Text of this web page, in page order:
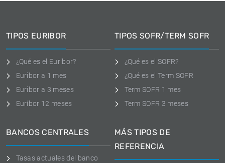
TIPOS EURIBOR
¿Qué es el Euribor?
Euribor a 1 mes
Euribor a 3 meses
Euríbor 12 meses
TIPOS SOFR/TERM SOFR
¿Qué es el SOFR?
¿Qué es el Term SOFR
Term SOFR 1 mes
Term SOFR 3 meses
BANCOS CENTRALES
Tasas actuales del banco
MÁS TIPOS DE
REFERENCIA